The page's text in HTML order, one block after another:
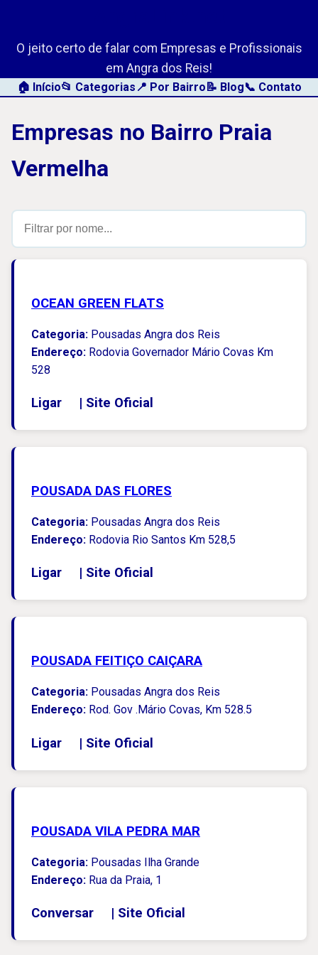
O jeito certo de falar com Empresas e Profissionais
em Angra dos Reis!
🏠 Início📂 Categorias 📍 Por Bairro📝 Blog📞 Contato
Empresas no Bairro Praia
Vermelha
OCEAN GREEN FLATS
Categoria: Pousadas Angra dos Reis
Endereço: Rodovia Governador Mário Covas Km
528
Ligar | Site Oficial
POUSADA DAS FLORES
Categoria: Pousadas Angra dos Reis
Endereço: Rodovia Rio Santos Km 528,5
Ligar | Site Oficial
POUSADA FEITIÇO CAIÇARA
Categoria: Pousadas Angra dos Reis
Endereço: Rod. Gov .Mário Covas, Km 528.5
Ligar | Site Oficial
POUSADA VILA PEDRA MAR
Categoria: Pousadas Ilha Grande
Endereço: Rua da Praia, 1
Conversar | Site Oficial